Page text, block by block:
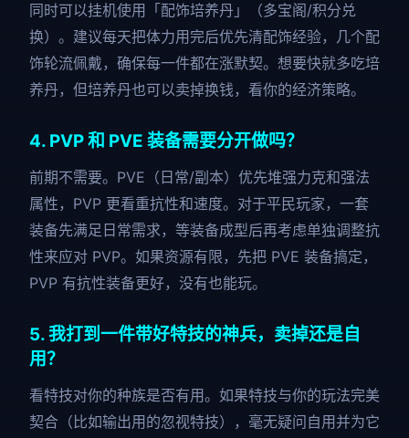
同时可以挂机使用「配饰培养丹」（多宝阁/积分兑
换）。建议每天把体力用完后优先清配饰经验，几个配
饰轮流佩戴，确保每一件都在涨默契。想要快就多吃培
养丹，但培养丹也可以卖掉换钱，看你的经济策略。
4. PVP 和 PVE 装备需要分开做吗？
前期不需要。PVE（日常/副本）优先堆强力克和强法
属性，PVP 更看重抗性和速度。对于平民玩家，一套
装备先满足日常需求，等装备成型后再考虑单独调整抗
性来应对 PVP。如果资源有限，先把 PVE 装备搞定，
PVP 有抗性装备更好，没有也能玩。
5. 我打到一件带好特技的神兵，卖掉还是自
用？
看特技对你的种族是否有用。如果特技与你的玩法完美
契合（比如输出用的忽视特技），毫无疑问自用并为它